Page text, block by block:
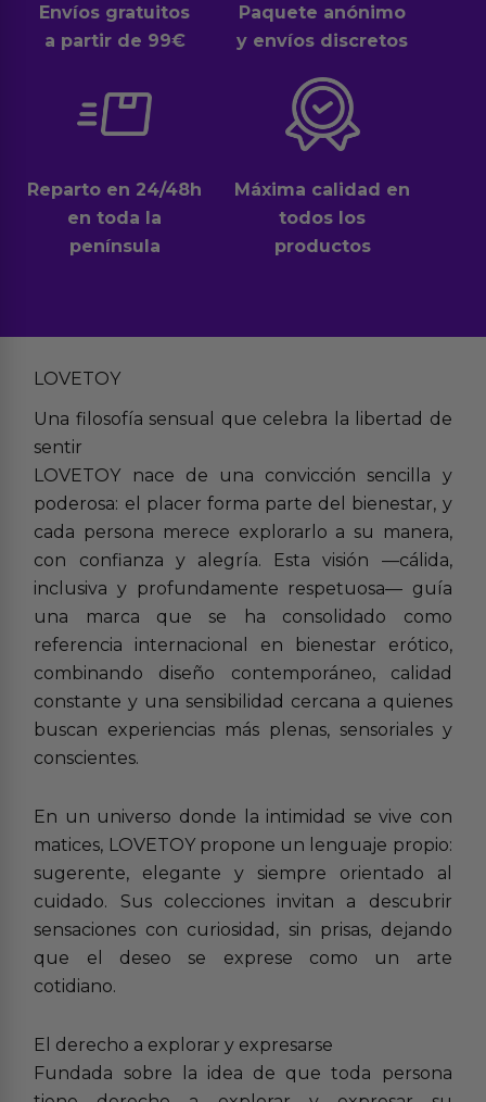
Envíos gratuitos
a partir de 99€
Paquete anónimo
y envíos discretos
Reparto en 24/48h
en toda la
península
Máxima calidad en
todos los
productos
LOVETOY
Una filosofía sensual que celebra la libertad de
sentir
LOVETOY nace de una convicción sencilla y
poderosa: el placer forma parte del bienestar, y
cada persona merece explorarlo a su manera,
con confianza y alegría. Esta visión —cálida,
inclusiva y profundamente respetuosa— guía
una marca que se ha consolidado como
referencia internacional en bienestar erótico,
combinando diseño contemporáneo, calidad
constante y una sensibilidad cercana a quienes
buscan experiencias más plenas, sensoriales y
conscientes.
En un universo donde la intimidad se vive con
matices, LOVETOY propone un lenguaje propio:
sugerente, elegante y siempre orientado al
cuidado. Sus colecciones invitan a descubrir
sensaciones con curiosidad, sin prisas, dejando
que el deseo se exprese como un arte
cotidiano.
El derecho a explorar y expresarse
Fundada sobre la idea de que toda persona